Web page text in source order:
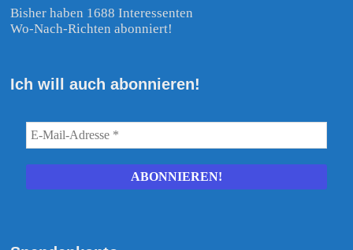
Bisher haben 1688 Interessenten
Wo-Nach-Richten abonniert!
Ich will auch abonnieren!